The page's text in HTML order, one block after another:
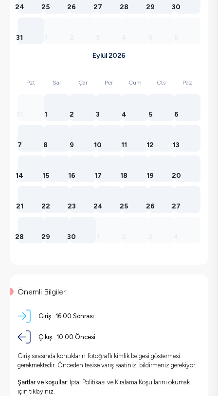
24 25 26 27 28 29 30
31
Eylül 2026
Pzt Sal Çar Per Cum Cts Paz
1 2 3 4 5 6
7 8 9 10 11 12 13
14 15 16 17 18 19 20
21 22 23 24 25 26 27
28 29 30
Önemli Bilgiler
Giriş : 16:00 Sonrası
Çıkış : 10:00 Öncesi
Giriş sırasında konukların fotoğraflı kimlik belgesi göstermesi
gerekmektedir. Önceden tesise varış saatinizi bildirmeniz gerekiyor.
Şartlar ve koşullar: İptal Politikası ve Kiralama Koşullarını okumak
için tıklayınız.